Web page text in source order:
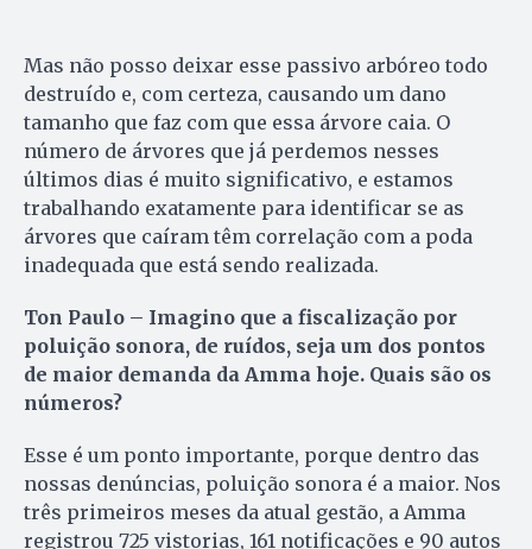
Mas não posso deixar esse passivo arbóreo todo
destruído e, com certeza, causando um dano
tamanho que faz com que essa árvore caia. O
número de árvores que já perdemos nesses
últimos dias é muito significativo, e estamos
trabalhando exatamente para identificar se as
árvores que caíram têm correlação com a poda
inadequada que está sendo realizada.
Ton Paulo – Imagino que a fiscalização por
poluição sonora, de ruídos, seja um dos pontos
de maior demanda da Amma hoje. Quais são os
números?
Esse é um ponto importante, porque dentro das
nossas denúncias, poluição sonora é a maior. Nos
três primeiros meses da atual gestão, a Amma
registrou 725 vistorias, 161 notificações e 90 autos